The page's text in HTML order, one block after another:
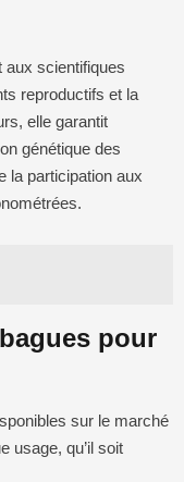
aux scientifiques
reproductifs et la
elle garantit
génétique des
la participation aux
pour
sur le marché
usage, qu’il soit